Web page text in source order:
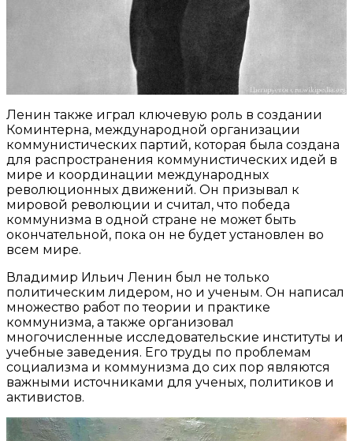
Ленин также играл ключевую роль в создании
Коминтерна, международной организации
коммунистических партий, которая была создана
для распространения коммунистических идей в
мире и координации международных
революционных движений. Он призывал к
мировой революции и считал, что победа
коммунизма в одной стране не может быть
окончательной, пока он не будет установлен во
всем мире.
Владимир Ильич Ленин был не только
политическим лидером, но и ученым. Он написал
множество работ по теории и практике
коммунизма, а также организовал
многочисленные исследовательские институты и
учебные заведения. Его труды по проблемам
социализма и коммунизма до сих пор являются
важными источниками для ученых, политиков и
активистов.